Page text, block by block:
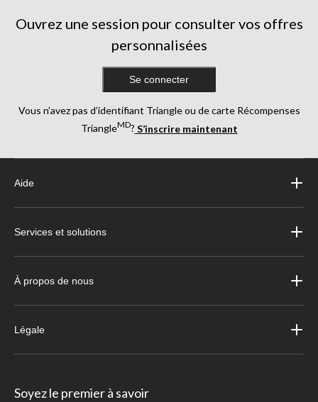
Ouvrez une session pour consulter vos offres
personnalisées
Se connecter
Vous n’avez pas d’identifiant Triangle ou de carte Récompenses
TriangleMD? S’inscrire maintenant
Aide
Services et solutions
À propos de nous
Légale
Soyez le premier à savoir